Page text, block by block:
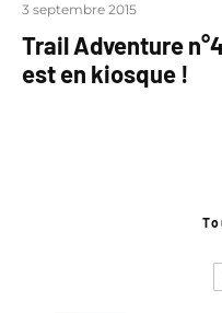
3 septembre 2015
Trail Adventure
est en kiosque !